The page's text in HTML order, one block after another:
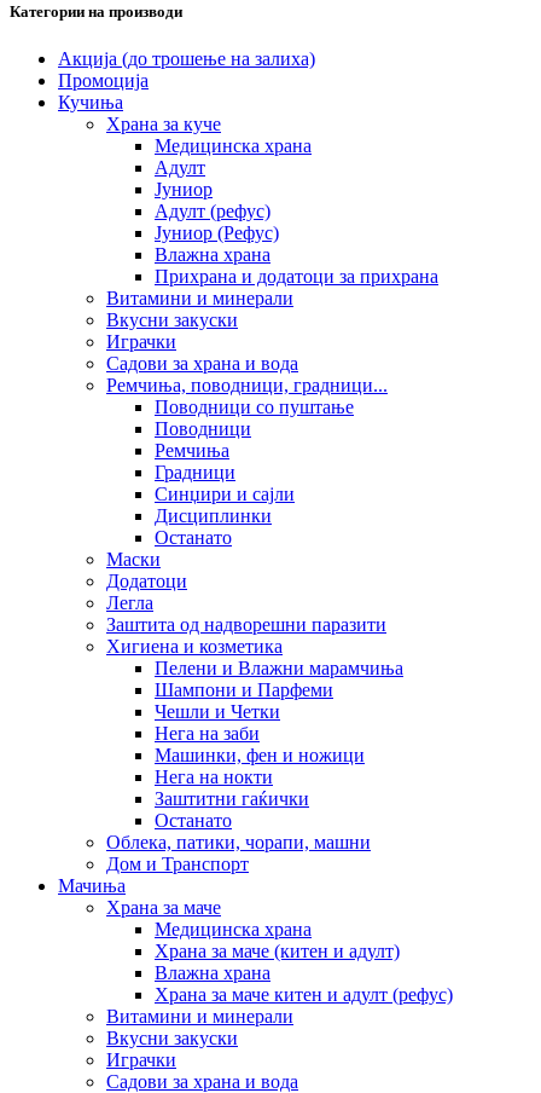
Категории на производи
Акција (до трошење на залиха)
Промоција
Кучиња
Храна за куче
Медицинска храна
Адулт
Јуниор
Адулт (рефус)
Јуниор (Рефус)
Влажна храна
Прихрана и додатоци за прихрана
Витамини и минерали
Вкусни закуски
Играчки
Садови за храна и вода
Ремчиња, поводници, градници...
Поводници со пуштање
Поводници
Ремчиња
Градници
Синџири и сајли
Дисциплинки
Останато
Маски
Додатоци
Легла
Заштита од надворешни паразити
Хигиена и козметика
Пелени и Влажни марамчиња
Шампони и Парфеми
Чешли и Четки
Нега на заби
Машинки, фен и ножици
Нега на нокти
Заштитни гаќички
Останато
Облека, патики, чорапи, машни
Дом и Транспорт
Мачиња
Храна за маче
Медицинска храна
Храна за маче (китен и адулт)
Влажна храна
Храна за маче китен и адулт (рефус)
Витамини и минерали
Вкусни закуски
Играчки
Садови за храна и вода